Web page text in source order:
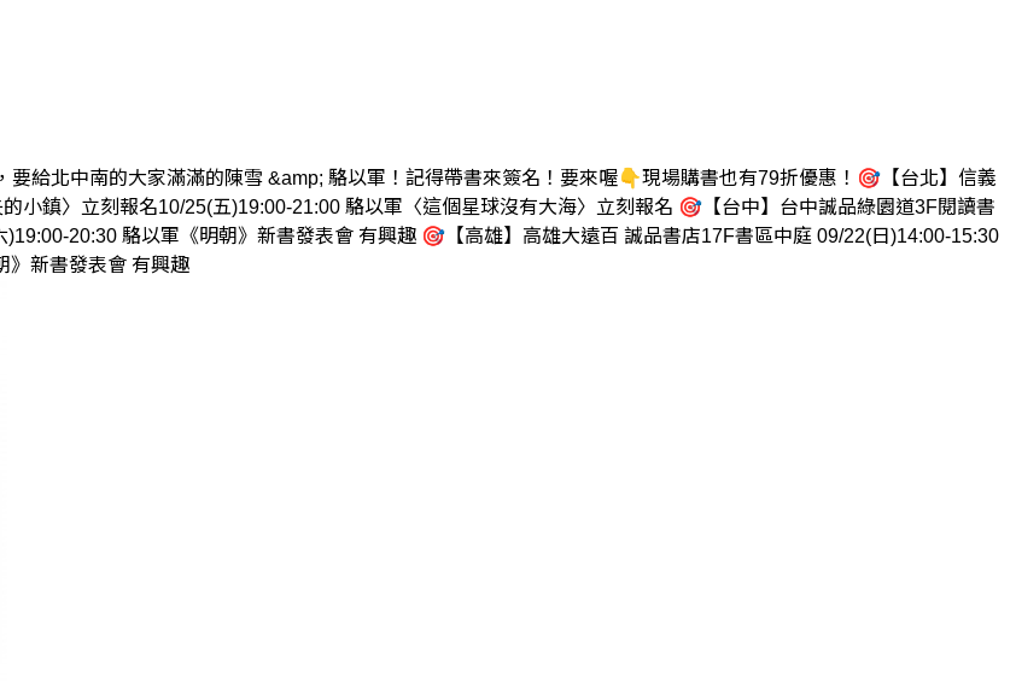
給北中南的大家滿滿的陳雪 &amp; 駱以軍！記得帶書來簽名！要來喔👇現場購書也有79折優惠！🎯【台北】信義
小鎮〉立刻報名10/25(五)19:00-21:00 駱以軍〈這個星球沒有大海〉立刻報名 🎯【台中】台中誠品綠園道3F閱讀書
20:30 駱以軍《明朝》新書發表會 有興趣 🎯【高雄】高雄大遠百 誠品書店17F書區中庭 09/22(日)14:00-15:30
》新書發表會 有興趣